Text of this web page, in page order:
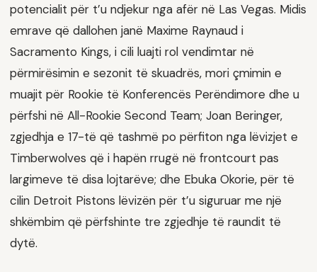
potencialit për t’u ndjekur nga afër në Las Vegas. Midis
emrave që dallohen janë Maxime Raynaud i
Sacramento Kings, i cili luajti rol vendimtar në
përmirësimin e sezonit të skuadrës, mori çmimin e
muajit për Rookie të Konferencës Perëndimore dhe u
përfshi në All-Rookie Second Team; Joan Beringer,
zgjedhja e 17-të që tashmë po përfiton nga lëvizjet e
Timberwolves që i hapën rrugë në frontcourt pas
largimeve të disa lojtarëve; dhe Ebuka Okorie, për të
cilin Detroit Pistons lëvizën për t’u siguruar me një
shkëmbim që përfshinte tre zgjedhje të raundit të
dytë.